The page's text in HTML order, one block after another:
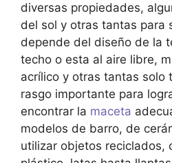
diversas propiedades,
del sol y otras tantas para
depende del diseño de la
techo o esta al aire libre,
acrílico y otras tantas solo
rasgo importante para
encontrar la maceta
modelos de barro, de
utilizar objetos reciclados,